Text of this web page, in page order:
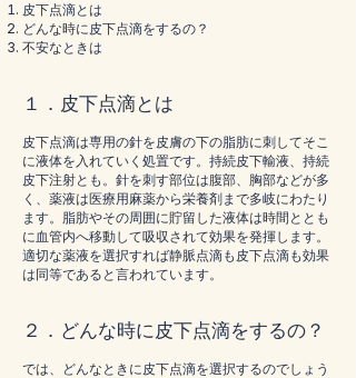
皮下点滴とは
どんな時に皮下点滴をするの？
不安なときは
１．皮下点滴とは
皮下点滴は専用の針を皮膚の下の脂肪に刺してそこ
に液体を入れていく処置です。持続皮下輸液、持続
皮下注射とも。針を刺す部位は腹部、胸部などが多
く、薬液は医療用麻薬から栄養剤まで多岐にわたり
ます。脂肪やその周囲に貯留した液体は時間ととも
に血管内へ移動して吸収されて効果を発揮します。
適切な薬液を選択すれば静脈点滴も皮下点滴も効果
は同等であると言われています。
２．どんな時に皮下点滴をするの？
では、どんなときに皮下点滴を選択するのでしょう